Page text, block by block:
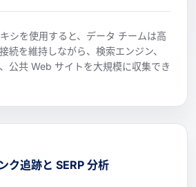
シを使用すると、データ チームは高
続を維持しながら、検索エンジン、
公共 Web サイトを大規模に収集でき
ク追跡と SERP 分析